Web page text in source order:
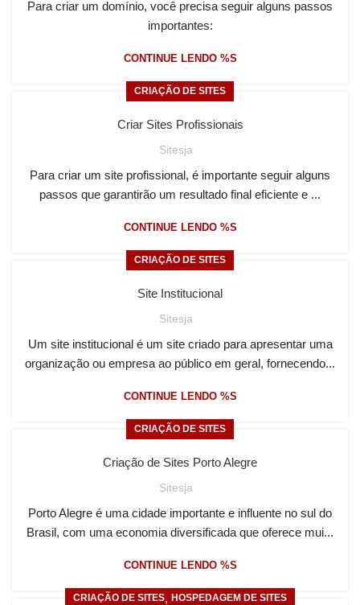
Para criar um domínio, você precisa seguir alguns passos
importantes:
CONTINUE LENDO %S
CRIAÇÃO DE SITES
Criar Sites Profissionais
Sitesja
Para criar um site profissional, é importante seguir alguns
passos que garantirão um resultado final eficiente e ...
CONTINUE LENDO %S
CRIAÇÃO DE SITES
Site Institucional
Sitesja
Um site institucional é um site criado para apresentar uma
organização ou empresa ao público em geral, fornecendo...
CONTINUE LENDO %S
CRIAÇÃO DE SITES
Criação de Sites Porto Alegre
Sitesja
Porto Alegre é uma cidade importante e influente no sul do
Brasil, com uma economia diversificada que oferece mui...
CONTINUE LENDO %S
CRIAÇÃO DE SITES, HOSPEDAGEM DE SITES